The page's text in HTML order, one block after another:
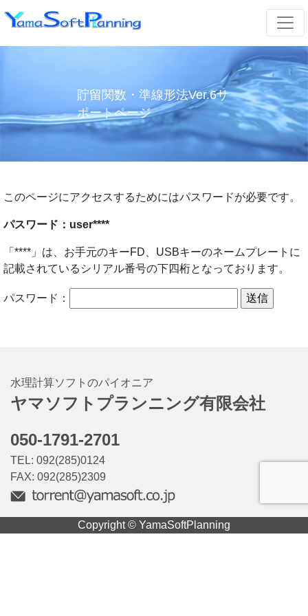
貯留関数・準線形法Ver.6サ
ポートページ
このページにアクセスするためにはパスワードが必要です。
パスワード：user****
「****」は、お手元のキーFD、USBキーのネームプレートに
記載されているシリアル番号の下四桁となっております。
パスワード：
水理計算ソフトのパイオニア
ヤマソフトプランニング有限会社
050-1791-2701
TEL: 092(285)0124
FAX: 092(285)2309
Copyright © YamaSoftPlanning